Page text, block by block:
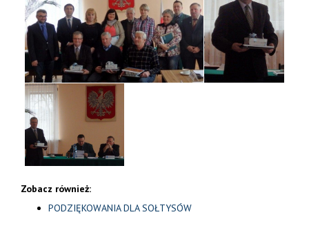
Zobacz również:
PODZIĘKOWANIA DLA SOŁTYSÓW